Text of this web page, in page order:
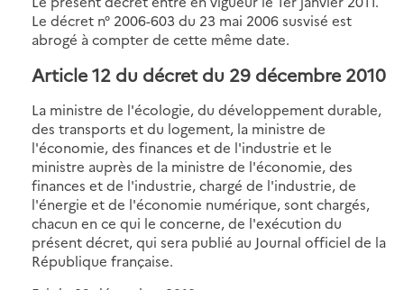
Le décret n° 2006-603 du 23 mai 2006 susvisé est
abrogé à compter de cette même date.
Article 12 du décret du 29 décembre 2010
La ministre de l'écologie, du développement durable,
des transports et du logement, la ministre de
l'économie, des finances et de l'industrie et le
ministre auprès de la ministre de l'économie, des
finances et de l'industrie, chargé de l'industrie, de
l'énergie et de l'économie numérique, sont chargés,
chacun en ce qui le concerne, de l'exécution du
présent décret, qui sera publié au Journal officiel de la
République française.